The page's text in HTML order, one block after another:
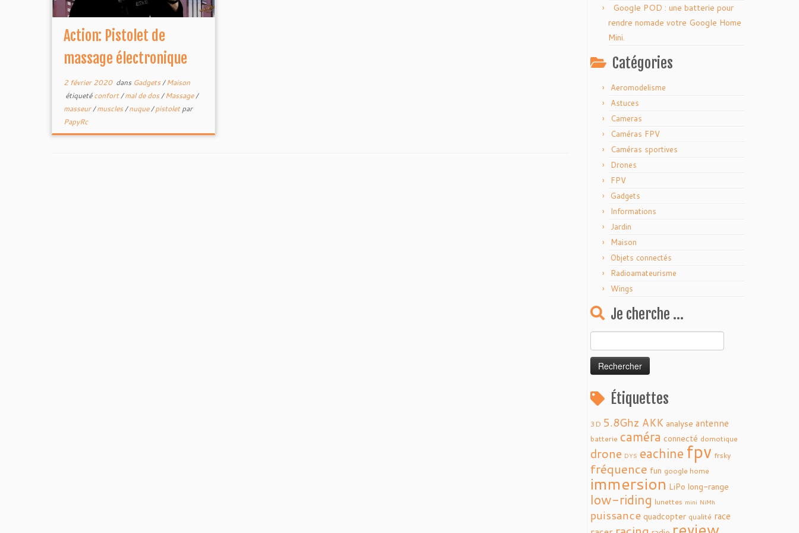
Action: Pistolet de
massage électronique
2 février 2020dans Gadgets/Maison
étiquetéconfort/mal de dos/Massage/
masseur/muscles/nuque/pistoletpar
PapyRc
Google POD : une batterie pour
rendre nomade votre Google Home
Mini.
Catégories
Aeromodelisme
Astuces
Cameras
Caméras FPV
Caméras sportives
Drones
FPV
Gadgets
Informations
Jardin
Maison
Objets connectés
Radioamateurisme
Wings
Je cherche …
Étiquettes
3D 5.8Ghz AKK analyse antenne
batterie caméra connecté domotique
drone DYS eachine fpv frsky
fréquence fun google home
immersion LiPo long-range
low-riding lunettes mini NiMh
puissance quadcopter qualité race